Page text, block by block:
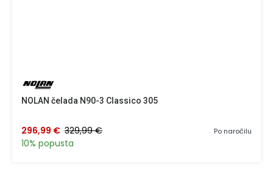
NOLAN čelada N90-3 Classico 305
Po naročilu
296,99 € 329,99 €
10% popusta